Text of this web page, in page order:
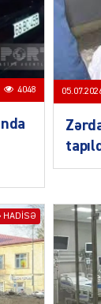
MANŞET
DÜNYA
4048
HADISƏ